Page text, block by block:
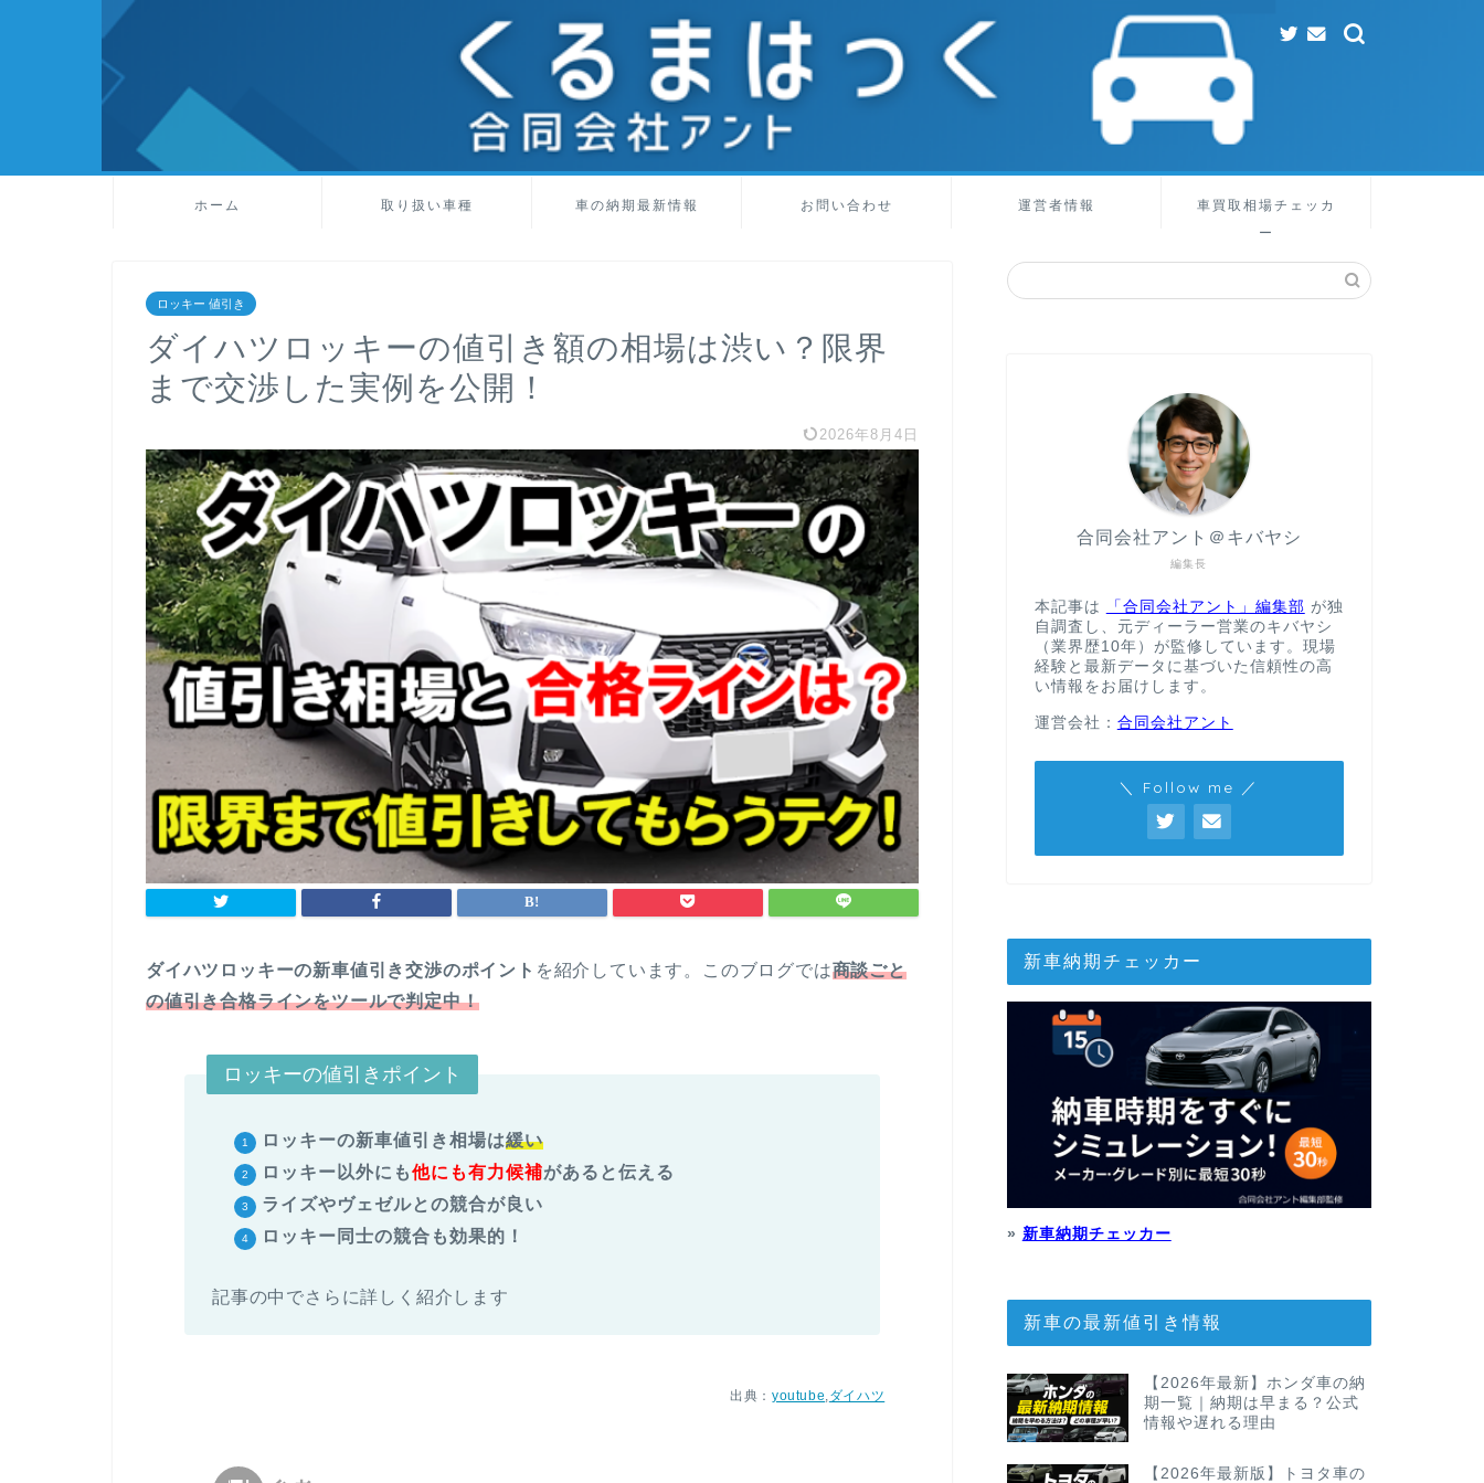
ホーム 取り扱い車種 車の納期最新情報 お問い合わせ 運営者情報
車買取相場チェッカ
ー
ロッキー 値引き
ダイハツロッキーの値引き額の相場は渋い？限界
まで交渉した実例を公開！
2026年8月4日
ダイハツロッキーの新車値引き交渉のポイント を紹介しています。このブログでは商談ごと
の値引き合格ラインをツールで判定中！
ロッキーの値引きポイント
ロッキーの新車値引き相場は緩い
ロッキー以外にも他にも有力候補があると伝える
ライズやヴェゼルとの競合が良い
ロッキー同士の競合も効果的！
記事の中でさらに詳しく紹介します
出典：youtube,ダイハツ
編集長
合同会社アント＠キバヤシ
本記事は 「合同会社アント」編集部 が独
自調査し、元ディーラー営業のキバヤシ
（業界歴10年）が監修しています。現場
経験と最新データに基づいた信頼性の高
い情報をお届けします。
運営会社： 合同会社アント
＼ Follow me ／
新車納期チェッカー
» 新車納期チェッカー
新車の最新値引き情報
【2026年最新】ホンダ車の納
期一覧｜納期は早まる？公式
情報や遅れる理由
【2026年最新版】トヨタ車の